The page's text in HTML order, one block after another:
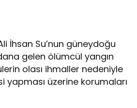
İhsan Su’nun güneydoğu
gelen ölümcül yangın
olası ihmaller nedeniyle
üzerine korumaları